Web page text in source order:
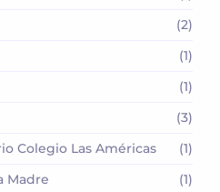
(2)
(1)
(1)
(3)
Colegio Las Américas
(1)
Madre
(1)